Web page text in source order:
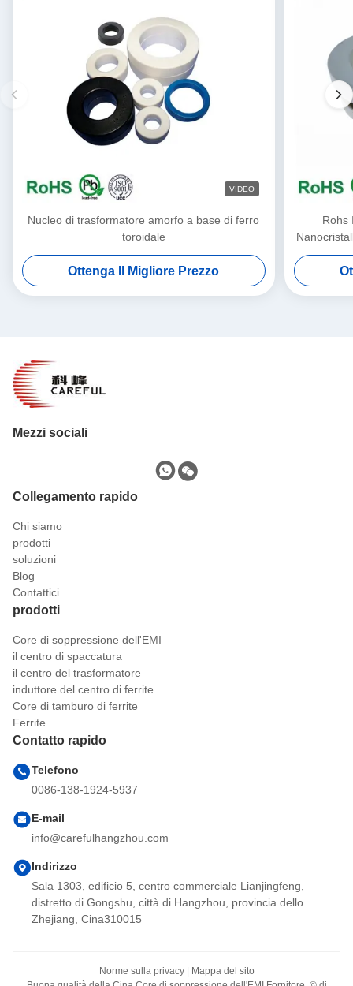
VIDEO
Nucleo di trasformatore amorfo a base di ferro
toroidale
Ottenga Il Migliore Prezzo
Rohs
Mezzi sociali
Collegamento rapido
Chi siamo
prodotti
soluzioni
Blog
Contattici
prodotti
Core di soppressione dell'EMI
il centro di spaccatura
il centro del trasformatore
induttore del centro di ferrite
Core di tamburo di ferrite
Ferrite
Contatto rapido
Telefono
0086-138-1924-5937
E-mail
info@carefulhangzhou.com
Indirizzo
Sala 1303, edificio 5, centro commerciale Lianjingfeng,
distretto di Gongshu, città di Hangzhou, provincia dello
Zhejiang, Cina310015
Norme sulla privacy|
Mappa del sito